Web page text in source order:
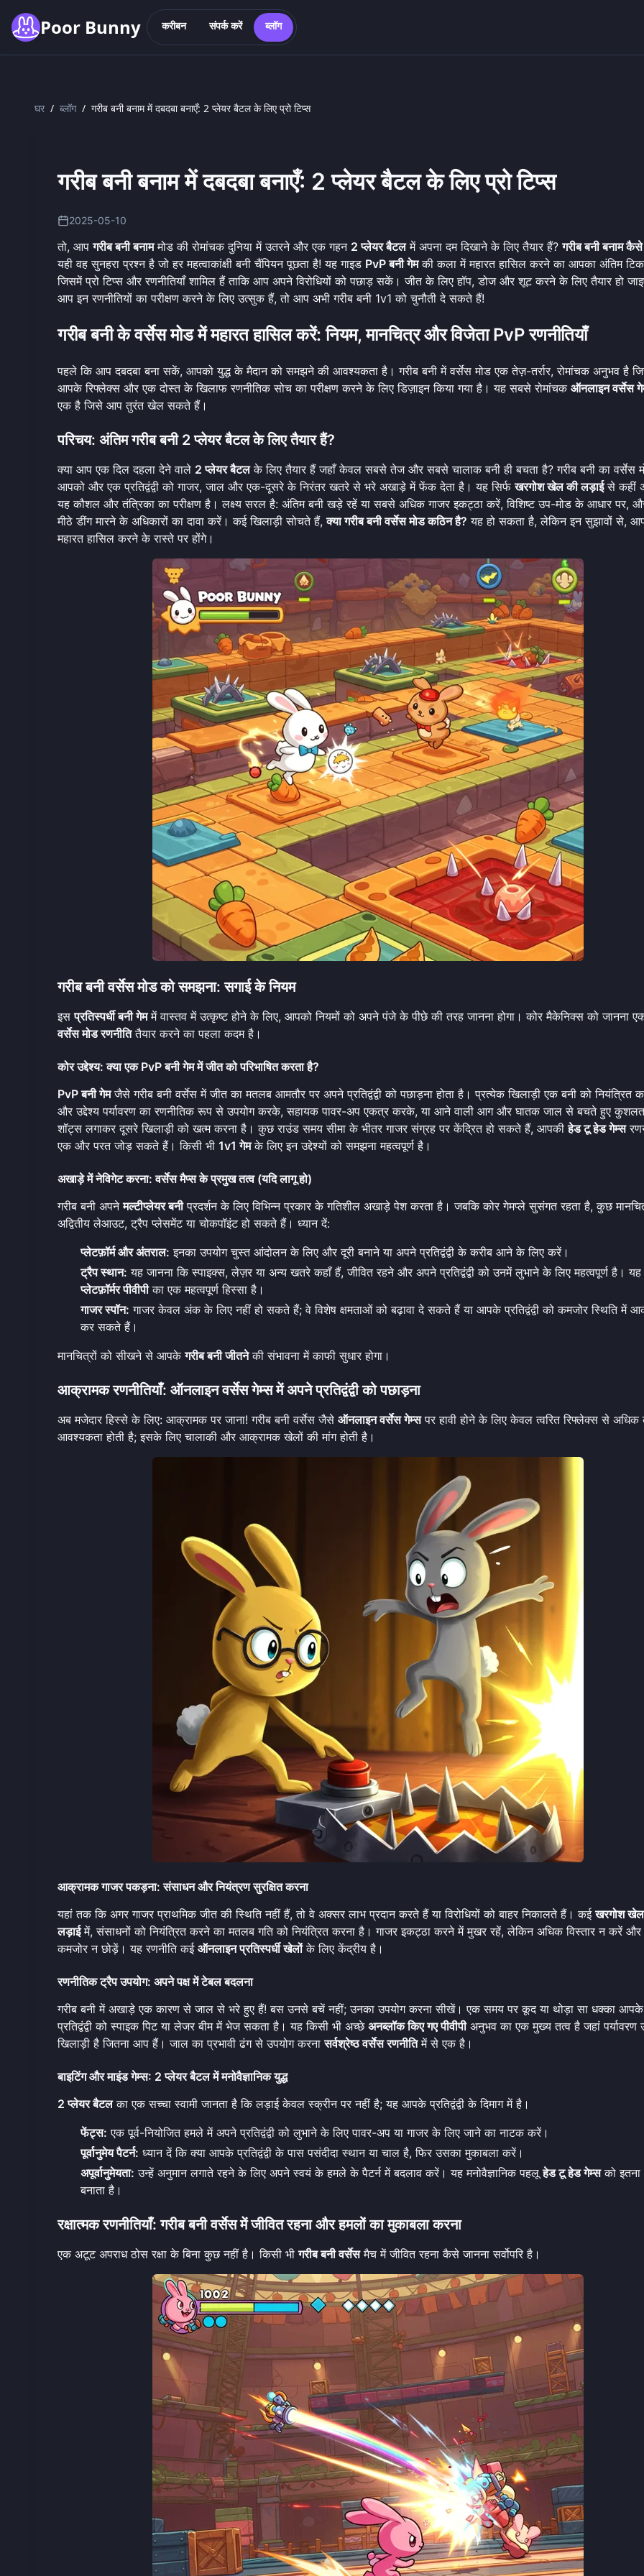
Poor Bunny करीबन संपर्क करें ब्लॉग
घर / ब्लॉग / गरीब बनी बनाम में दबदबा बनाएँ: 2 प्लेयर बैटल के लिए प्रो टिप्स
गरीब बनी बनाम में दबदबा बनाएँ: 2 प्लेयर बैटल के लिए प्रो टिप्स
2025-05-10
तो, आपगरीब बनी बनाममोड की रोमांचक दुनिया में उतरने और एक गहन 2 प्लेयर बैटलमें अपना दम दिखाने के लिए तैयार हैं?गरीब बनी बनाम
यही वह सुनहरा प्रश्न है जो हर महत्वाकांक्षी बनी चैंपियन पूछता है! यह गाइड PvP बनी गेमकी कला में महारत हासिल करने का आपका अंतिम
जिसमें प्रो टिप्स और रणनीतियाँ शामिल हैं ताकि आप अपने विरोधियों को पछाड़ सकें। जीत के लिए हॉप, डोज और शूट करने के लिए तैयार हो
आप इन रणनीतियों का परीक्षण करने के लिए उत्सुक हैं, तो आप अभीगरीब बनी 1v1 को चुनौती दे सकते हैं!
गरीब बनी के वर्सेस मोड में महारत हासिल करें: नियम, मानचित्र और विजेता PvP रणनीतियाँ
पहले कि आप दबदबा बना सकें, आपको युद्ध के मैदान को समझने की आवश्यकता है। गरीब बनी में वर्सेस मोड एक तेज़-तर्रार, रोमांचक अनुभव है
आपके रिफ्लेक्स और एक दोस्त के खिलाफ रणनीतिक सोच का परीक्षण करने के लिए डिज़ाइन किया गया है। यह सबसे रोमांचक ऑनलाइन वर्सेस
एक है जिसे आप तुरंत खेल सकते हैं।
परिचय: अंतिम गरीब बनी 2 प्लेयर बैटल के लिए तैयार हैं?
क्या आप एक दिल दहला देने वाले 2 प्लेयर बैटलके लिए तैयार हैं जहाँ केवल सबसे तेज और सबसे चालाक बनी ही बचता है? गरीब बनी का वर्सेस
आपको और एक प्रतिद्वंद्वी को गाजर, जाल और एक-दूसरे के निरंतर खतरे से भरे अखाड़े में फेंक देता है। यह सिर्फखरगोश खेल की लड़ाईसे कहीं
यह कौशल और तंत्रिका का परीक्षण है। लक्ष्य सरल है: अंतिम बनी खड़े रहें या सबसे अधिक गाजर इकट्ठा करें, विशिष्ट उप-मोड के आधार पर,
मीठे डींग मारने के अधिकारों का दावा करें। कई खिलाड़ी सोचते हैं,क्या गरीब बनी वर्सेस मोड कठिन है? यह हो सकता है, लेकिन इन सुझावों से,
महारत हासिल करने के रास्ते पर होंगे।
गरीब बनी वर्सेस मोड को समझना: सगाई के नियम
इसप्रतिस्पर्धी बनी गेममें वास्तव में उत्कृष्ट होने के लिए, आपको नियमों को अपने पंजे के पीछे की तरह जानना होगा। कोर मैकेनिक्स को जानना
वर्सेस मोड रणनीतितैयार करने का पहला कदम है।
कोर उद्देश्य: क्या एक PvP बनी गेम में जीत को परिभाषित करता है?
PvP बनी गेमजैसे गरीब बनी वर्सेस में जीत का मतलब आमतौर पर अपने प्रतिद्वंद्वी को पछाड़ना होता है। प्रत्येक खिलाड़ी एक बनी को नियंत्रित
और उद्देश्य पर्यावरण का रणनीतिक रूप से उपयोग करके, सहायक पावर-अप एकत्र करके, या आने वाली आग और घातक जाल से बचते हुए
शॉट्स लगाकर दूसरे खिलाड़ी को खत्म करना है। कुछ राउंड समय सीमा के भीतर गाजर संग्रह पर केंद्रित हो सकते हैं, आपकीहेड टू हेड गेम्स
एक और परत जोड़ सकते हैं। किसी भी 1v1 गेमके लिए इन उद्देश्यों को समझना महत्वपूर्ण है।
अखाड़े में नेविगेट करना: वर्सेस मैप्स के प्रमुख तत्व (यदि लागू हो)
गरीब बनी अपनेमल्टीप्लेयर बनीप्रदर्शन के लिए विभिन्न प्रकार के गतिशील अखाड़े पेश करता है। जबकि कोर गेमप्ले सुसंगत रहता है, कुछ
अद्वितीय लेआउट, ट्रैप प्लेसमेंट या चोकपॉइंट हो सकते हैं। ध्यान दें:
प्लेटफ़ॉर्म और अंतराल: इनका उपयोग चुस्त आंदोलन के लिए और दूरी बनाने या अपने प्रतिद्वंद्वी के करीब आने के लिए करें।
ट्रैप स्थान: यह जानना कि स्पाइक्स, लेज़र या अन्य खतरे कहाँ हैं, जीवित रहने और अपने प्रतिद्वंद्वी को उनमें लुभाने के लिए महत्वपूर्ण है। यह
प्लेटफ़ॉर्मर पीवीपीका एक महत्वपूर्ण हिस्सा है।
गाजर स्पॉन: गाजर केवल अंक के लिए नहीं हो सकते हैं; वे विशेष क्षमताओं को बढ़ावा दे सकते हैं या आपके प्रतिद्वंद्वी को कमजोर स्थिति में
कर सकते हैं।
मानचित्रों को सीखने से आपकेगरीब बनी जीतनेकी संभावना में काफी सुधार होगा।
आक्रामक रणनीतियाँ: ऑनलाइन वर्सेस गेम्स में अपने प्रतिद्वंद्वी को पछाड़ना
अब मजेदार हिस्से के लिए: आक्रामक पर जाना! गरीब बनी वर्सेस जैसे ऑनलाइन वर्सेस गेम्सपर हावी होने के लिए केवल त्वरित रिफ्लेक्स से अधिक
आवश्यकता होती है; इसके लिए चालाकी और आक्रामक खेलों की मांग होती है।
आक्रामक गाजर पकड़ना: संसाधन और नियंत्रण सुरक्षित करना
यहां तक ​​कि अगर गाजर प्राथमिक जीत की स्थिति नहीं हैं, तो वे अक्सर लाभ प्रदान करते हैं या विरोधियों को बाहर निकालते हैं। कईखरगोश
लड़ाईमें, संसाधनों को नियंत्रित करने का मतलब गति को नियंत्रित करना है। गाजर इकट्ठा करने में मुखर रहें, लेकिन अधिक विस्तार न करें
कमजोर न छोड़ें। यह रणनीति कई ऑनलाइन प्रतिस्पर्धी खेलोंके लिए केंद्रीय है।
रणनीतिक ट्रैप उपयोग: अपने पक्ष में टेबल बदलना
गरीब बनी में अखाड़े एक कारण से जाल से भरे हुए हैं! बस उनसे बचें नहीं; उनका उपयोग करना सीखें। एक समय पर कूद या थोड़ा सा धक्का
प्रतिद्वंद्वी को स्पाइक पिट या लेजर बीम में भेज सकता है। यह किसी भी अच्छे अनब्लॉक किए गए पीवीपीअनुभव का एक मुख्य तत्व है जहां पर्यावरण
खिलाड़ी है जितना आप हैं। जाल का प्रभावी ढंग से उपयोग करनासर्वश्रेष्ठ वर्सेस रणनीतिमें से एक है।
बाइटिंग और माइंड गेम्स: 2 प्लेयर बैटल में मनोवैज्ञानिक युद्ध
2 प्लेयर बैटलका एक सच्चा स्वामी जानता है कि लड़ाई केवल स्क्रीन पर नहीं है; यह आपके प्रतिद्वंद्वी के दिमाग में है।
फेंट्स: एक पूर्व-नियोजित हमले में अपने प्रतिद्वंद्वी को लुभाने के लिए पावर-अप या गाजर के लिए जाने का नाटक करें।
पूर्वानुमेय पैटर्न: ध्यान दें कि क्या आपके प्रतिद्वंद्वी के पास पसंदीदा स्थान या चाल है, फिर उसका मुकाबला करें।
अपूर्वानुमेयता: उन्हें अनुमान लगाते रहने के लिए अपने स्वयं के हमले के पैटर्न में बदलाव करें। यह मनोवैज्ञानिक पहलूहेड टू हेड गेम्सको
बनाता है।
रक्षात्मक रणनीतियाँ: गरीब बनी वर्सेस में जीवित रहना और हमलों का मुकाबला करना
एक अटूट अपराध ठोस रक्षा के बिना कुछ नहीं है। किसी भीगरीब बनी वर्सेसमैच में जीवित रहना कैसे जानना सर्वोपरि है।